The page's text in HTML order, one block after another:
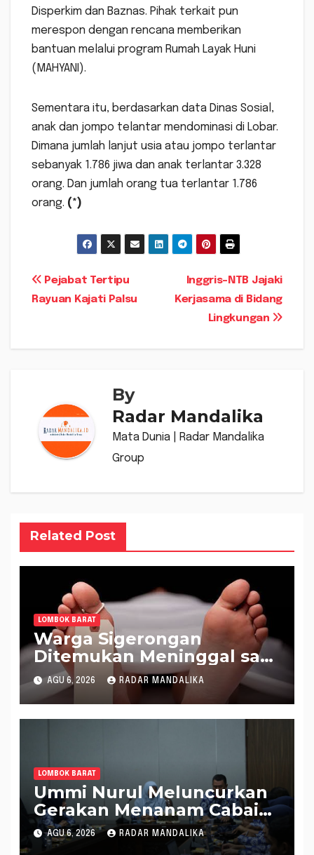
Disperkim dan Baznas. Pihak terkait pun
merespon dengan rencana memberikan
bantuan melalui program Rumah Layak Huni
(MAHYANI).
Sementara itu, berdasarkan data Dinas Sosial,
anak dan jompo telantar mendominasi di Lobar.
Dimana jumlah lanjut usia atau jompo terlantar
sebanyak 1.786 jiwa dan anak terlantar 3.328
orang. Dan jumlah orang tua terlantar 1.786
orang. (*)
Navigasi
pos
Inggris-NTB Jajaki
Kerjasama di Bidang
Lingkungan
Pejabat Tertipu
Rayuan Kajati Palsu
By
Radar Mandalika
Mata Dunia | Radar Mandalika
Group
Related Post
LOMBOK BARAT
Warga Sigerongan
Ditemukan Meninggal saat
Setrum Ikan di Sungai
AGU 6, 2026 RADAR MANDALIKA
LOMBOK BARAT
Ummi Nurul Meluncurkan
Gerakan Menanam Cabai
Tangani Inflasi
AGU 6, 2026 RADAR MANDALIKA